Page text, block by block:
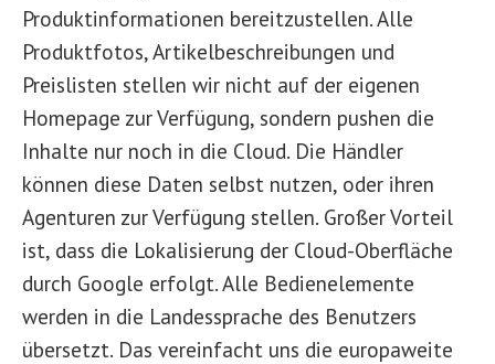
Produktinformationen bereitzustellen. Alle
Produktfotos, Artikel­beschreibungen und
Preislisten stellen wir nicht auf der eigenen
Homepage zur Verfügung, sondern pushen die
Inhalte nur noch in die Cloud. Die Händler
können diese Daten selbst nutzen, oder ihren
Agenturen zur Verfügung stellen. Großer Vorteil
ist, dass die Lokalisierung der Cloud-Oberfläche
durch Google erfolgt. Alle Bedienelemente
werden in die Landessprache des Benutzers
übersetzt. Das vereinfacht uns die europaweite